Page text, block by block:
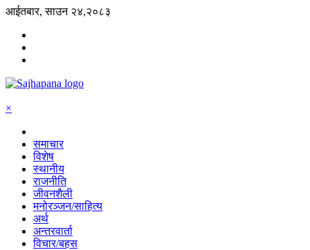
आईतबार, साउन २४,२०८३
×
समाचार
विशेष
स्थानीय
राजनीति
जीवनशैली
मनोरञ्जन/साहित्य
अर्थ
अन्तरवार्ता
विचार/बहस